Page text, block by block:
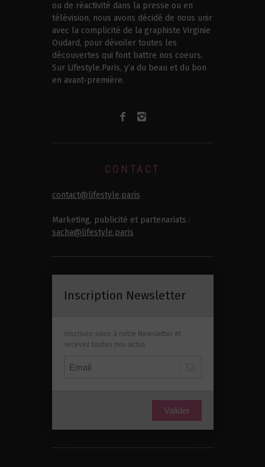
ou de réactivité dans la presse ou en
télévision, nous avons décidé de nous unir
avec la complicité de la graphiste Virginie
Oudard, pour dévoiler toutes les
découvertes qui font battre nos coeurs.
Sur Lifestyle.Paris, y’a du beau et du bon
en avant-première.
CONTACT
contact@lifestyle.paris
Marketing, publicité et partenariats :
sacha@lifestyle.paris
Inscription Newsletter
Inscrivez-vous à notre Newsletter et
recevez toutes nos actus
Valider